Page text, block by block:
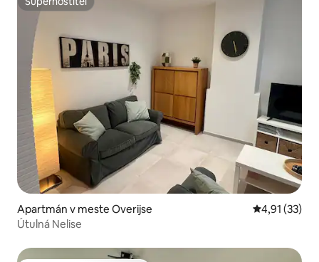
Superhostiteľ
Apartmán v meste Overijse Priemerné
4,91 (33)
Útulná Nelise